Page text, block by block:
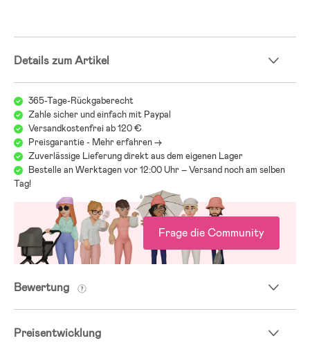
Details zum Artikel
365-Tage-Rückgaberecht
Zahle sicher und einfach mit Paypal
Versandkostenfrei ab 120 €
Preisgarantie - Mehr erfahren ->
Zuverlässige Lieferung direkt aus dem eigenen Lager
Bestelle an Werktagen vor 12:00 Uhr – Versand noch am selben
Tag!
Frage die Community
Bewertung
Preisentwicklung